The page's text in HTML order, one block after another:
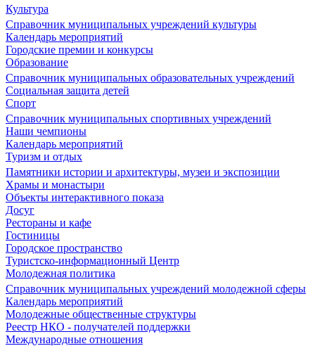
Культура
Справочник муниципальных учреждений культуры
Календарь мероприятий
Городские премии и конкурсы
Образование
Справочник муниципальных образовательных учреждений
Социальная защита детей
Спорт
Справочник муниципальных спортивных учреждений
Наши чемпионы
Календарь мероприятий
Туризм и отдых
Памятники истории и архитектуры, музеи и экспозиции
Храмы и монастыри
Объекты интерактивного показа
Досуг
Рестораны и кафе
Гостиницы
Городское пространство
Туристско-информационный Центр
Молодежная политика
Справочник муниципальных учреждений молодежной сферы
Календарь мероприятий
Молодежные общественные структуры
Реестр НКО - получателей поддержки
Международные отношения